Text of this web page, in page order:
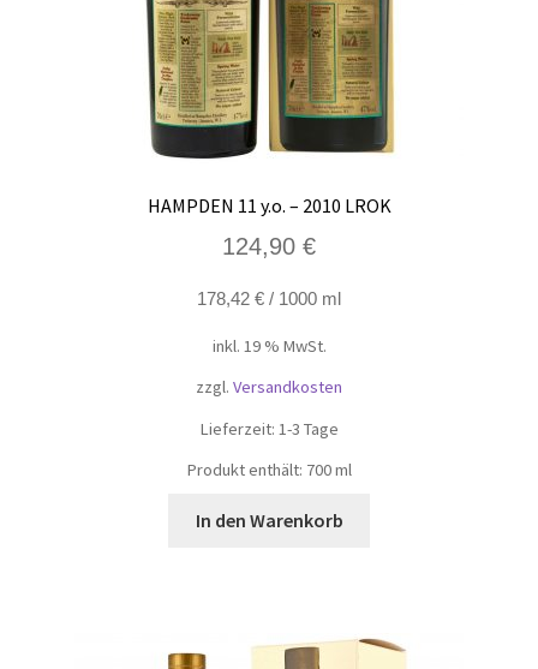
HAMPDEN 11 y.o. – 2010 LROK
124,90 €
178,42 € / 1000 ml
inkl. 19 % MwSt.
zzgl. Versandkosten
Lieferzeit: 1-3 Tage
Produkt enthält: 700ml
In den Warenkorb